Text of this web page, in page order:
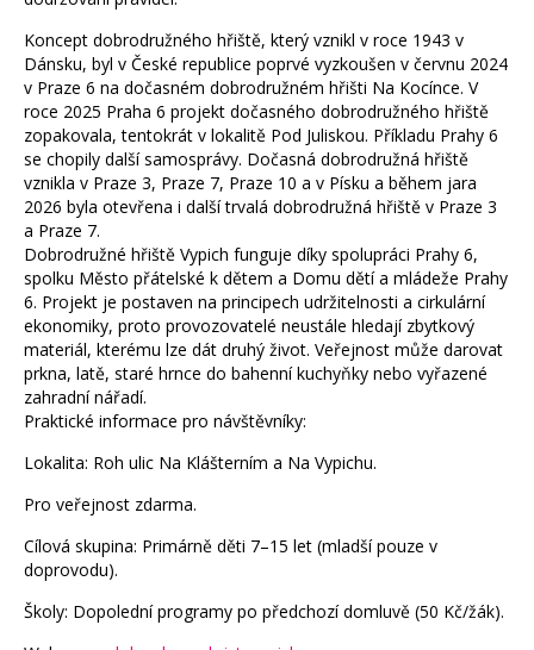
Koncept dobrodružného hřiště, který vznikl v roce 1943 v
Dánsku, byl v České republice poprvé vyzkoušen v červnu 2024
v Praze 6 na dočasném dobrodružném hřišti Na Kocínce. V
roce 2025 Praha 6 projekt dočasného dobrodružného hřiště
zopakovala, tentokrát v lokalitě Pod Juliskou. Příkladu Prahy 6
se chopily další samosprávy. Dočasná dobrodružná hřiště
vznikla v Praze 3, Praze 7, Praze 10 a v Písku a během jara
2026 byla otevřena i další trvalá dobrodružná hřiště v Praze 3
a Praze 7.
Dobrodružné hřiště Vypich funguje díky spolupráci Prahy 6,
spolku Město přátelské k dětem a Domu dětí a mládeže Prahy
6. Projekt je postaven na principech udržitelnosti a cirkulární
ekonomiky, proto provozovatelé neustále hledají zbytkový
materiál, kterému lze dát druhý život. Veřejnost může darovat
prkna, latě, staré hrnce do bahenní kuchyňky nebo vyřazené
zahradní nářadí.
Praktické informace pro návštěvníky:
Lokalita: Roh ulic Na Klášterním a Na Vypichu.
Pro veřejnost zdarma.
Cílová skupina: Primárně děti 7–15 let (mladší pouze v
doprovodu).
Školy: Dopolední programy po předchozí domluvě (50 Kč/žák).